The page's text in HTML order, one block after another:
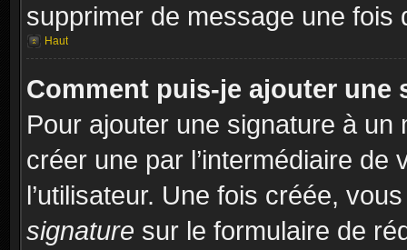
supprimer de message une fois
Haut
Comment puis-je ajouter une
Pour ajouter une signature à un
créer une par l’intermédiaire
l’utilisateur. Une fois créée,
signature sur le formulaire de